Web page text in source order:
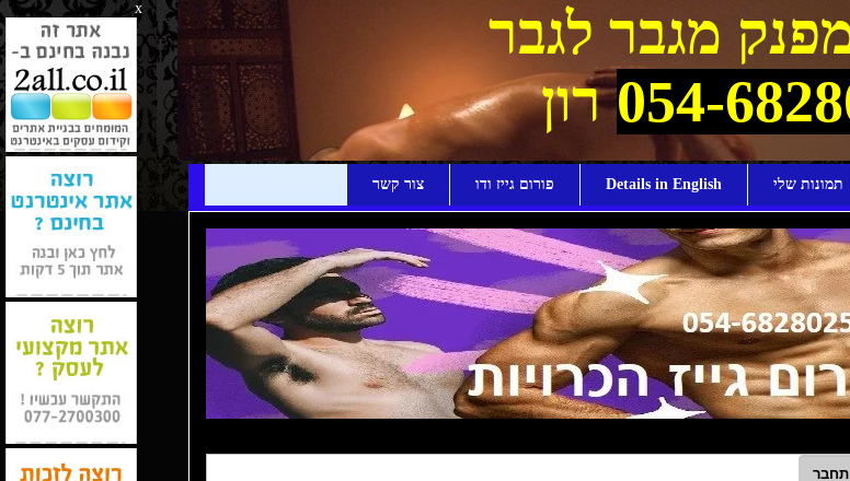
x
מגבר לגבר
054-רון
תמונות שלי Details in English פורום גייז ודו צור קשר